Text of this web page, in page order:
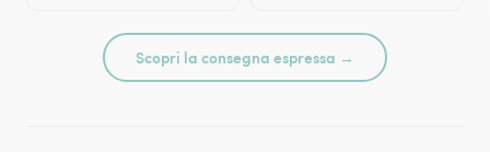
Scopri la consegna espressa →